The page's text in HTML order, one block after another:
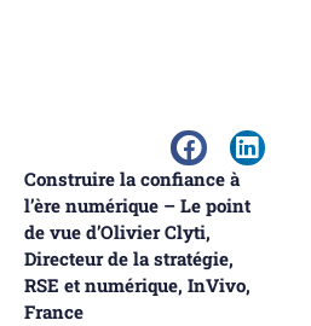
Construire la confiance à
l’ère numérique – Le point
de vue d’Olivier Clyti,
Directeur de la stratégie,
RSE et numérique, InVivo,
France